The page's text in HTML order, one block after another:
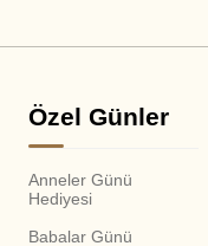
Özel Günler
Anneler Günü
Hediyesi
Babalar Günü